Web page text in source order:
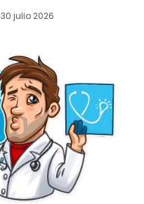
30 julio 2026